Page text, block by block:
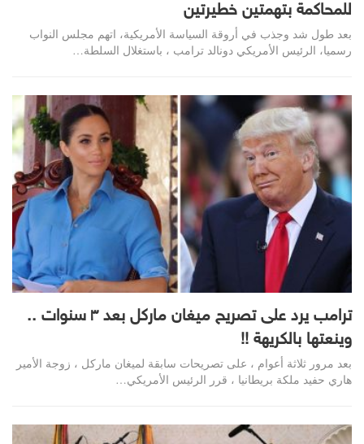
للمحاكمة بتهمتين خطيرتين
بعد طول شد وجذب في أروقة السياسة الأمريكية، اتهم مجلس النواب
رسميا، الرئيس الأمريكي دونالد ترامب ، باستغلال السلطة…
ترامب يرد على تصريح ميغان ماركل بعد ٣ سنوات ..
وينعتها بالكريهة !!
بعد مرور ثلاثة أعوام ، على تصريحات سابقة لميغان ماركل ، زوجة الأمير
هاري حفيد ملكة بريطانيا ، قرر الرئيس الأمريكي…